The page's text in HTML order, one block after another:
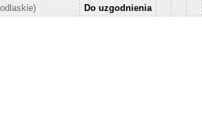
Do uzgodnienia